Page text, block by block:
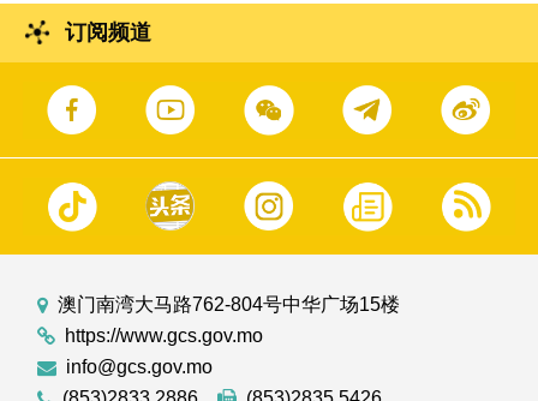
订阅频道
澳门南湾大马路762-804号中华广场15楼
https://www.gcs.gov.mo
info@gcs.gov.mo